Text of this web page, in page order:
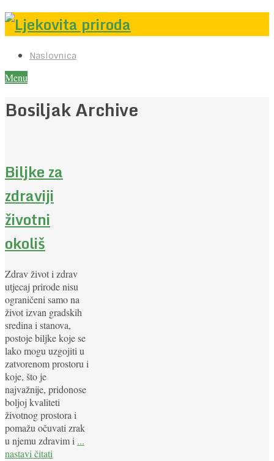
Naslovnica
Menu
Bosiljak Archive
Biljke za
zdraviji
životni
okoliš
Zdrav život i zdrav
utjecaj prirode nisu
ograničeni samo na
život izvan gradskih
sredina i stanova,
postoje biljke koje se
lako mogu uzgojiti u
zatvorenom prostoru i
koje, što je
najvažnije, pridonose
boljoj kvaliteti
životnog prostora i
pomažu očuvati zrak
u njemu zdravim i ...
nastavi čitati